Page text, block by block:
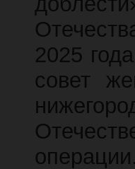
2025
совет